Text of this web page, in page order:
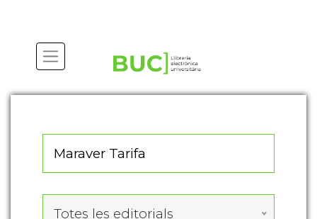
Totes les editorials